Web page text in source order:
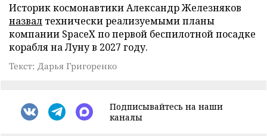
Историк космонавтики Александр Железняков
назвал технически реализуемыми планы
компании SpaceX по первой беспилотной посадке
корабля на Луну в 2027 году.
Текст: Дарья Григоренко
Подписывайтесь на наши
каналы